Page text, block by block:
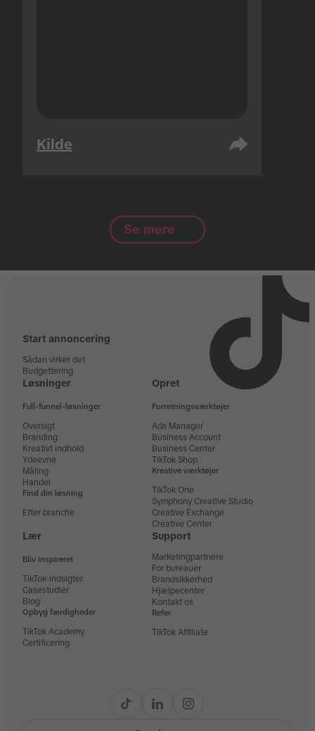
Kilde
Se mere
Start annoncering
Sådan virker det
Budgettering
Løsninger
Full-funnel-løsninger
Oversigt
Branding
Kreativt indhold
Ydeevne
Måling
Handel
Find din løsning
Efter branche
Opret
Forretningsværktøjer
Ads Manager
Business Account
Business Center
TikTok Shop
Kreative værktøjer
TikTok One
Symphony Creative Studio
Creative Exchange
Creative Center
Lær
Bliv inspireret
TikTok-indsigter
Casestudier
Blog
Opbyg færdigheder
TikTok Academy
Certificering
Support
Marketingpartnere
For bureauer
Brandsikkerhed
Hjælpecenter
Kontakt os
Refer
TikTok Affiliate